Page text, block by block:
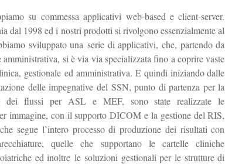
su commessa applicativi web-based e client-server.
dal 1998 ed i nostri prodotti si rivolgono essenzialmente al
sviluppato una serie di applicativi, che, partendo da
si è via via specializzata fino a coprire vaste
gestionale ed amministrativa. E quindi iniziando dalle
delle impegnative del SSN, punto di partenza per la
dei flussi per ASL e MEF, sono state realizzate le
immagine, con il supporto DICOM e la gestione del RIS,
segue l’intero processo di produzione dei risultati con
quelle che supportano le cartelle cliniche
ed inoltre le soluzioni gestionali per le strutture di